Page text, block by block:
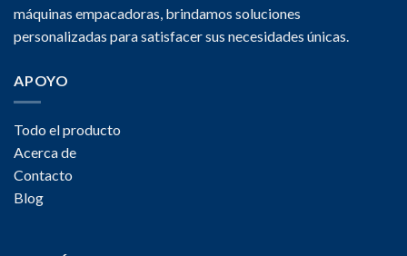
máquinas empacadoras, brindamos soluciones
personalizadas para satisfacer sus necesidades únicas.
APOYO
Todo el producto
Acerca de
Contacto
Blog